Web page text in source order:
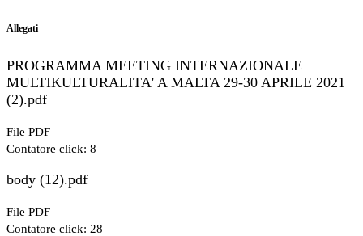
Allegati
PROGRAMMA MEETING INTERNAZIONALE
MULTIKULTURALITA' A MALTA 29-30 APRILE 2021
(2).pdf
File PDF
Contatore click: 8
body (12).pdf
File PDF
Contatore click: 28